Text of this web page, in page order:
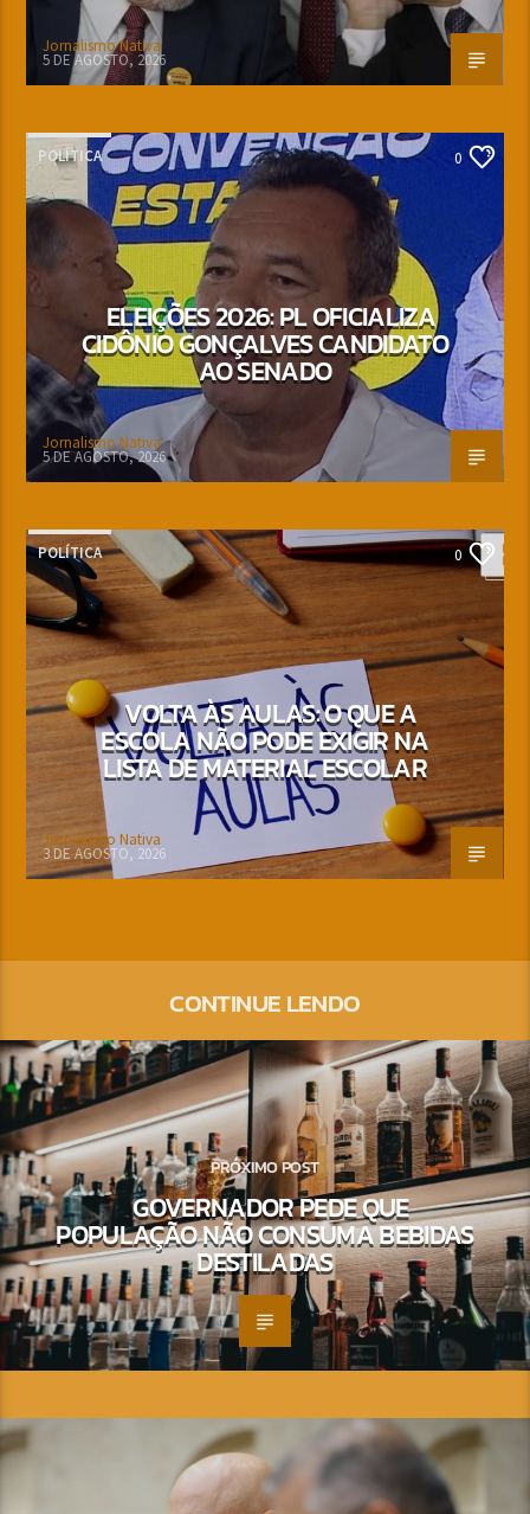
Jornalismo Nativa
5 DE AGOSTO, 2026
POLÍTICA 0
ELEIÇÕES 2026: PL OFICIALIZA
CIDÔNIO GONÇALVES CANDIDATO
AO SENADO
Jornalismo Nativa
5 DE AGOSTO, 2026
POLÍTICA 0
VOLTA ÀS AULAS: O QUE A
ESCOLA NÃO PODE EXIGIR NA
LISTA DE MATERIAL ESCOLAR
Jornalismo Nativa
3 DE AGOSTO, 2026
CONTINUE LENDO
PRÓXIMO POST
GOVERNADOR PEDE QUE
POPULAÇÃO NÃO CONSUMA BEBIDAS
DESTILADAS